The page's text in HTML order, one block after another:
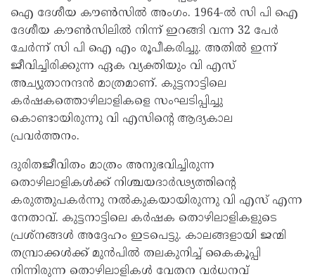
ഐ ദേശീയ കൗൺസിൽ അംഗം. 1964-ൽ സി പി ഐ
ദേശീയ കൗൺസിലിൽ നിന്ന് ഇറങ്ങി വന്ന 32 പേർ
ചേർന്ന് സി പി ഐ എം രൂപീകരിച്ചു. അതിൽ ഇന്ന്
ജീവിച്ചിരിക്കുന്ന ഏക വ്യക്തിയും വി എസ്
അച്യുതാനന്ദൻ മാത്രമാണ്. കുട്ടനാട്ടിലെ
കർഷകത്തൊഴിലാളികളെ സംഘടിപ്പിച്ചു
കൊണ്ടായിരുന്നു വി എസിന്റെ ആദ്യകാല
പ്രവർത്തനം.
ദുരിതജീവിതം മാത്രം അനുഭവിച്ചിരുന്ന
തൊഴിലാളികൾക്ക് നിശ്ചയദാർഢ്യത്തിന്റെ
കരുത്തുപകർന്നു നൽകുകയായിരുന്നു വി എസ് എന്ന
നേതാവ്. കുട്ടനാട്ടിലെ കർഷക തൊഴിലാളികളുടെ
പ്രശ്‌നങ്ങൾ അദ്ദേഹം ഇടപെട്ടു. കാലങ്ങളായി ജന്മി
തമ്പ്രാക്കൾക്ക് മുൻപിൽ തലകുനിച്ച് കൈകൂപ്പി
നിന്നിരുന്ന തൊഴിലാളികൾ വേതന വർധനവ്